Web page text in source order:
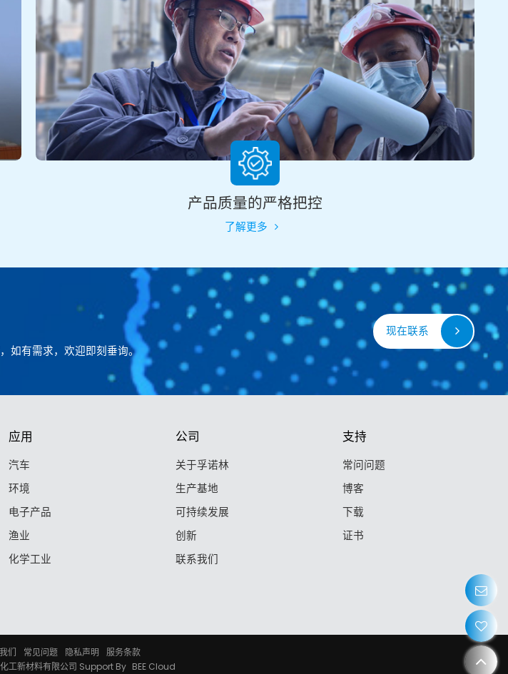
产品质量的严格把控
了解更多
如有需求，欢迎即刻垂询。
现在联系
应用
汽车
环境
电子产品
渔业
化学工业
公司
关于孚诺林
生产基地
可持续发展
创新
联系我们
支持
常问问题
博客
下载
证书
们 常见问题 隐私声明
服务条款
工新材料有限公司 Support By BEE Cloud